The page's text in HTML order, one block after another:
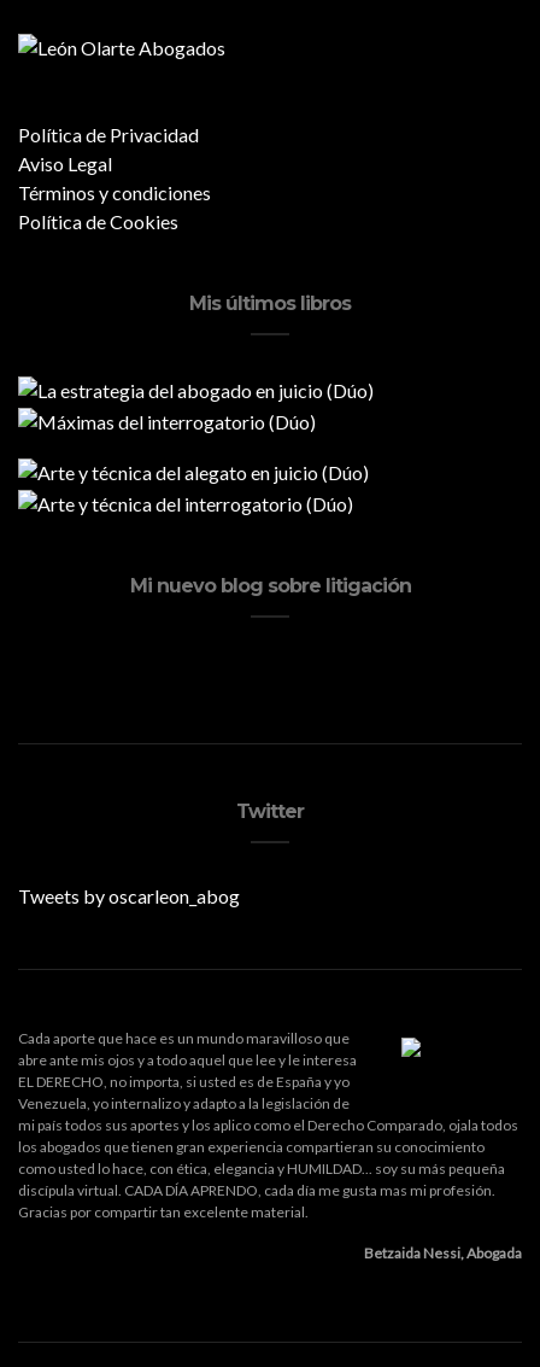
Política de Privacidad
Aviso Legal
Términos y condiciones
Política de Cookies
Mis últimos libros
Mi nuevo blog sobre litigación
Twitter
Tweets by oscarleon_abog
Cada aporte que hace es un mundo maravilloso que
abre ante mis ojos y a todo aquel que lee y le interesa
EL DERECHO, no importa, si usted es de España y yo
Venezuela, yo internalizo y adapto a la legislación de
mi país todos sus aportes y los aplico como el Derecho Comparado, ojala todos
los abogados que tienen gran experiencia compartieran su conocimiento
como usted lo hace, con ética, elegancia y HUMILDAD... soy su más pequeña
discípula virtual. CADA DÍA APRENDO, cada día me gusta mas mi profesión.
Gracias por compartir tan excelente material.
Betzaida Nessi, Abogada